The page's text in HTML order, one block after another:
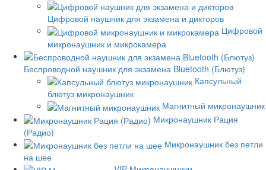
Цифровой наушник для экзамена и дикторов
Цифровой
микронаушник и микрокамера
Беспроводной наушник для экзамена Bluetooth (Блютуз)
Капсульный
блютуз микронаушник
Магнитный микронаушник
Микронаушник Рация
(Радио)
Микронаушник без петли
на шее